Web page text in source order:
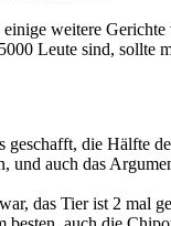
weitere
Leute sind,
die
auch das
das Tier ist 2